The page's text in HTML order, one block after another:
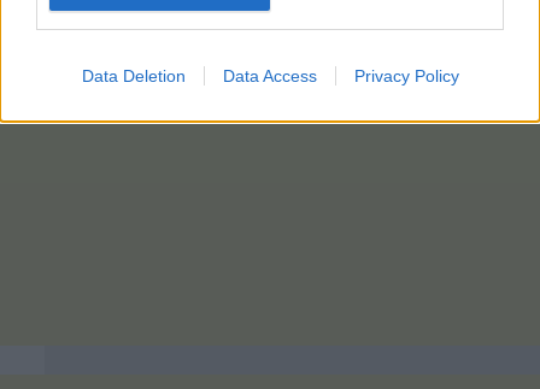
Data Deletion Data Access Privacy Policy